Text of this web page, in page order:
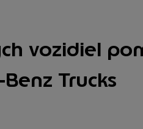
vozidiel
Trucks